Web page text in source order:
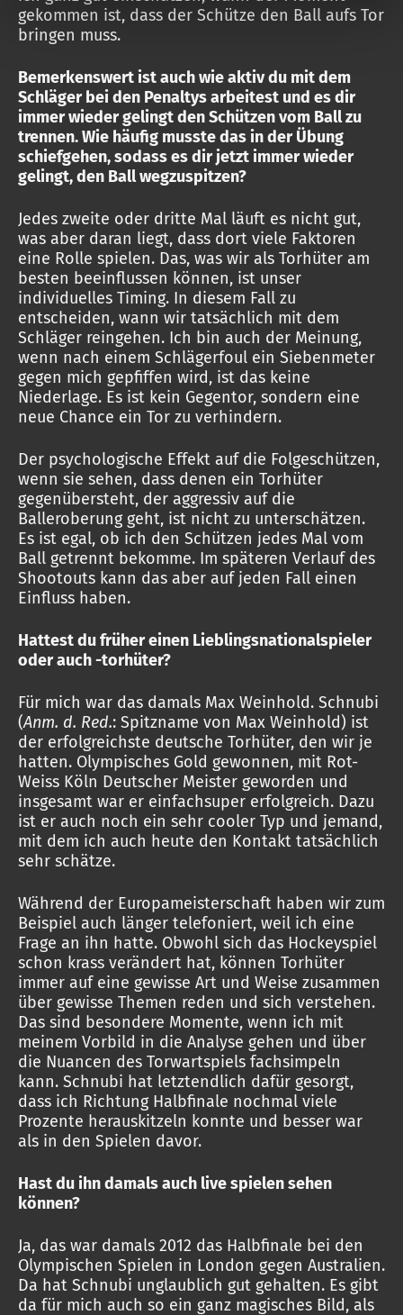
gekommen ist, dass der Schütze den Ball aufs Tor
bringen muss.
Bemerkenswert ist auch wie aktiv du mit dem
Schläger bei den Penaltys arbeitest und es dir
immer wieder gelingt den Schützen vom Ball zu
trennen. Wie häufig musste das in der Übung
schiefgehen, sodass es dir jetzt immer wieder
gelingt, den Ball wegzuspitzen?
Jedes zweite oder dritte Mal läuft es nicht gut,
was aber daran liegt, dass dort viele Faktoren
eine Rolle spielen. Das, was wir als Torhüter am
besten beeinflussen können, ist unser
individuelles Timing. In diesem Fall zu
entscheiden, wann wir tatsächlich mit dem
Schläger reingehen. Ich bin auch der Meinung,
wenn nach einem Schlägerfoul ein Siebenmeter
gegen mich gepfiffen wird, ist das keine
Niederlage. Es ist kein Gegentor, sondern eine
neue Chance ein Tor zu verhindern.
Der psychologische Effekt auf die Folgeschützen,
wenn sie sehen, dass denen ein Torhüter
gegenübersteht, der aggressiv auf die
Balleroberung geht, ist nicht zu unterschätzen.
Es ist egal, ob ich den Schützen jedes Mal vom
Ball getrennt bekomme. Im späteren Verlauf des
Shootouts kann das aber auf jeden Fall einen
Einfluss haben.
Hattest du früher einen Lieblingsnationalspieler
oder auch -torhüter?
Für mich war das damals Max Weinhold. Schnubi
(Anm. d. Red.: Spitzname von Max Weinhold) ist
der erfolgreichste deutsche Torhüter, den wir je
hatten. Olympisches Gold gewonnen, mit Rot-
Weiss Köln Deutscher Meister geworden und
insgesamt war er einfachsuper erfolgreich. Dazu
ist er auch noch ein sehr cooler Typ und jemand,
mit dem ich auch heute den Kontakt tatsächlich
sehr schätze.
Während der Europameisterschaft haben wir zum
Beispiel auch länger telefoniert, weil ich eine
Frage an ihn hatte. Obwohl sich das Hockeyspiel
schon krass verändert hat, können Torhüter
immer auf eine gewisse Art und Weise zusammen
über gewisse Themen reden und sich verstehen.
Das sind besondere Momente, wenn ich mit
meinem Vorbild in die Analyse gehen und über
die Nuancen des Torwartspiels fachsimpeln
kann. Schnubi hat letztendlich dafür gesorgt,
dass ich Richtung Halbfinale nochmal viele
Prozente herauskitzeln konnte und besser war
als in den Spielen davor.
Hast du ihn damals auch live spielen sehen
können?
Ja, das war damals 2012 das Halbfinale bei den
Olympischen Spielen in London gegen Australien.
Da hat Schnubi unglaublich gut gehalten. Es gibt
da für mich auch so ein ganz magisches Bild, als